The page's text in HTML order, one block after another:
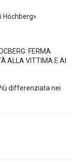
Höchberg»
FERMA
ALLA VITTIMA E AI
differenziata nei